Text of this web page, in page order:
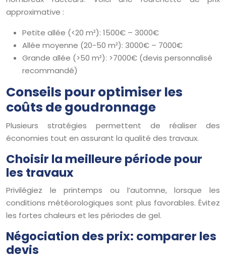
approximative :
Petite allée (<20 m²): 1500€ – 3000€
Allée moyenne (20-50 m²): 3000€ – 7000€
Grande allée (>50 m²): >7000€ (devis personnalisé
recommandé)
Conseils pour optimiser les
coûts de goudronnage
Plusieurs stratégies permettent de réaliser des
économies tout en assurant la qualité des travaux.
Choisir la meilleure période pour
les travaux
Privilégiez le printemps ou l’automne, lorsque les
conditions météorologiques sont plus favorables. Évitez
les fortes chaleurs et les périodes de gel.
Négociation des prix: comparer les
devis